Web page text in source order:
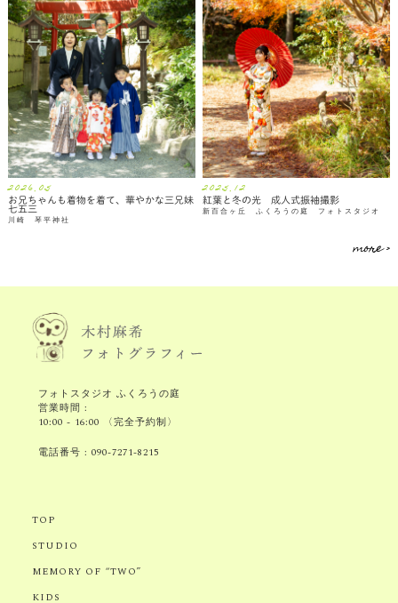
2026.05
お兄ちゃんも着物を着て、華やかな三兄妹
七五三
川崎 琴平神社
2025.12
紅葉と冬の光 成人式振袖撮影
新百合ヶ丘 ふくろうの庭 フォトスタジオ
more >
フォトスタジオ ふくろうの庭
営業時間 :
10:00 - 16:00 〈完全予約制〉
電話番号 :090-7271-8215
TOP
STUDIO
MEMORY OF “TWO”
KIDS